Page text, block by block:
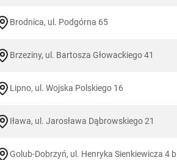
Brodnica, ul. Podgórna 65
Brzeziny, ul. Bartosza Głowackiego 41
Lipno, ul. Wojska Polskiego 16
Iława, ul. Jarosława Dąbrowskiego 21
Golub-Dobrzyń, ul. Henryka Sienkiewicza 4 b